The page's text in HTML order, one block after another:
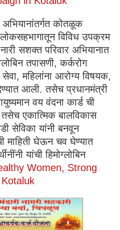
कोतळूक
विविध उपक्रम
सशक्त परिवार अभियानात
तपासणी, कर्करोग
महिलांना आरोग्य विषयक,
आली. तसेच प्रधानमंत्री
वय वंदना कार्ड ची
एकात्मिक बालविकास
सेविका यांनी बनवून
माहिती घेऊन चव घेण्यात
यांची हिमोग्लोबिन
Women, Strong